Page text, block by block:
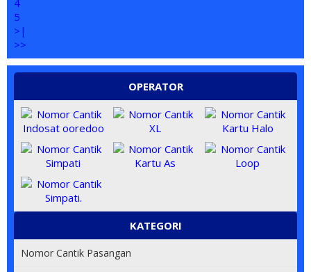
OPERATOR
KATEGORI
Nomor Cantik Pasangan
4
5
>|
>>